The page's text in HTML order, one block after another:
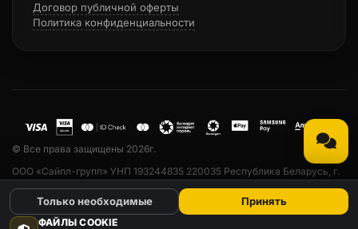
Договор публичной оферты
Политика конфиденциальности
© Все права защищены 2026г.
ООО «Сайпл-групп» УНП 193244835 220035 Республика Беларусь, г.
Минск, ул. Тарханова, 13а, пом. 33. Свидетельство о государственной
регистрации № 193244835 от 23.04.2019 выдано Минским
горисполкомом. Дата регистрации в Торговом реестре РБ № 530742
ФАЙЛЫ COOKIE
Только необходимые Принять